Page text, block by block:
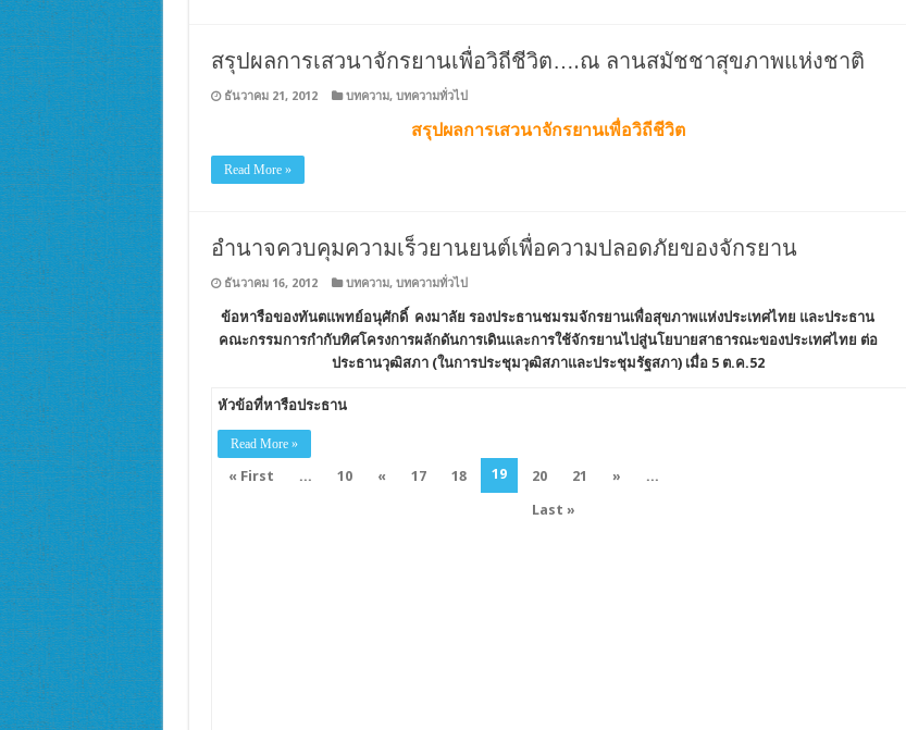
สรุปผลการเสวนาจักรยานเพื่อวิถีชีวิต….ณ ลานสมัชชาสุขภาพแห่งชาติ
ธันวาคม 21, 2012 บทความ, บทความทั่วไป
สรุปผลการเสวนาจักรยานเพื่อวิถีชีวิต
Read More »
อำนาจควบคุมความเร็วยานยนต์เพื่อความปลอดภัยของจักรยาน
ธันวาคม 16, 2012 บทความ, บทความทั่วไป
ข้อหารือของทันตแพทย์อนุศักดิ์ คงมาลัย รองประธานชมรมจักรยานเพื่อสุขภาพแห่งประเทศไทย และประธาน
คณะกรรมการกำกับทิศโครงการผลักดันการเดินและการใช้จักรยานไปสู่นโยบายสาธารณะของประเทศไทย ต่อ
ประธานวุฒิสภา (ในการประชุมวุฒิสภาและประชุมรัฐสภา) เมื่อ 5 ต.ค.52
หัวข้อที่หารือประธาน
Read More »
« First ... 10 « 17 18 19 20 21 » ...
Last »